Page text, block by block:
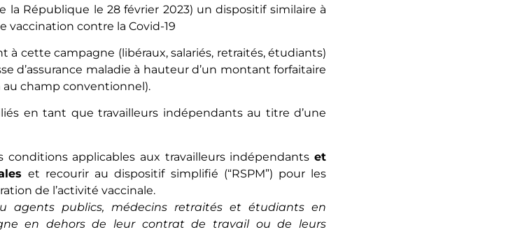
la République le 28 février 2023) un dispositif similaire à
contre la Covid-19
à cette campagne (libéraux, salariés, retraités, étudiants)
d’assurance maladie à hauteur d’un montant forfaitaire
champ conventionnel).
en tant que travailleurs indépendants au titre d’une
conditions applicables aux travailleurs indépendantset
et recourir au dispositif simplifié (“RSPM”) pour les
de l’activité vaccinale.
agents publics, médecins retraités et étudiants en
en dehors de leur contrat de travail ou de leurs